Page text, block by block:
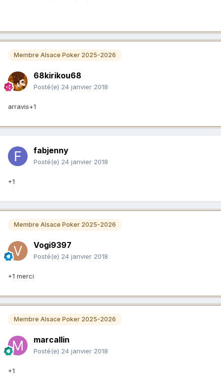
Membre Alsace Poker 2025-2026
68kirikou68
Posté(e) 24 janvier 2018
arravis+1
fabjenny
Posté(e) 24 janvier 2018
+1
Membre Alsace Poker 2025-2026
Vogi9397
Posté(e) 24 janvier 2018
+1 merci
Membre Alsace Poker 2025-2026
marcallin
Posté(e) 24 janvier 2018
+1